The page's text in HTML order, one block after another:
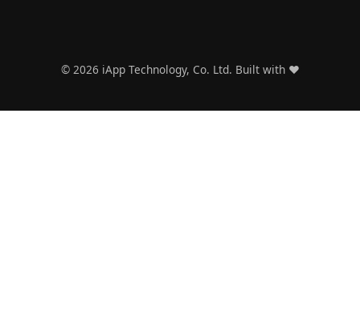
© 2026 iApp Technology, Co. Ltd. Built with ❤️